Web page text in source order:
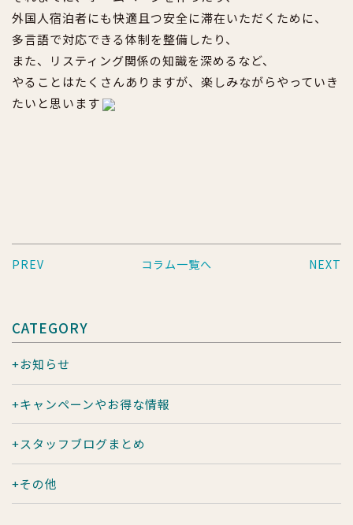
外国人宿泊者にも快適且つ安全に滞在いただくために、
多言語で対応できる体制を整備したり、
また、リスティング関係の知識を深めるなど、
やることはたくさんありますが、楽しみながらやっていき
たいと思います
PREV コラム一覧へ NEXT
CATEGORY
お知らせ
キャンペーンやお得な情報
スタッフブログまとめ
その他